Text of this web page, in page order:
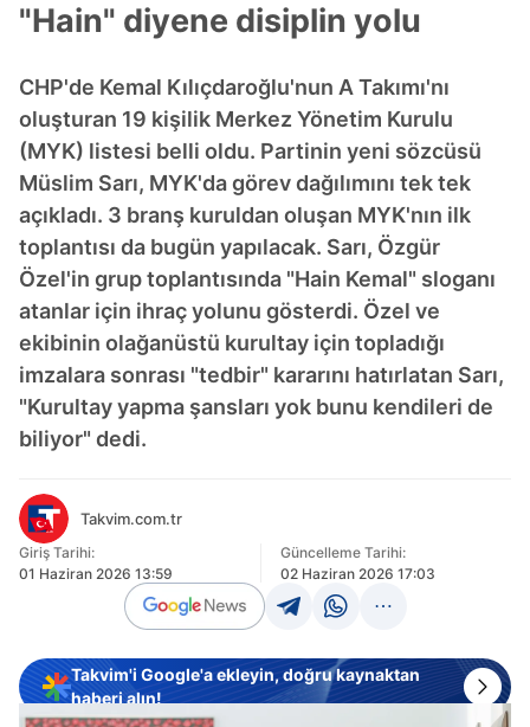
"Hain" diyene disiplin yolu
CHP'de Kemal Kılıçdaroğlu'nun A Takımı'nı
oluşturan 19 kişilik Merkez Yönetim Kurulu
(MYK) listesi belli oldu. Partinin yeni sözcüsü
Müslim Sarı, MYK'da görev dağılımını tek tek
açıkladı. 3 branş kuruldan oluşan MYK'nın ilk
toplantısı da bugün yapılacak. Sarı, Özgür
Özel'in grup toplantısında "Hain Kemal" sloganı
atanlar için ihraç yolunu gösterdi. Özel ve
ekibinin olağanüstü kurultay için topladığı
imzalara sonrası "tedbir" kararını hatırlatan Sarı,
"Kurultay yapma şansları yok bunu kendileri de
biliyor" dedi.
Takvim.com.tr
Giriş Tarihi:
01 Haziran 2026 13:59
Güncelleme Tarihi:
02 Haziran 2026 17:03
Takvim'i Google'a ekleyin, doğru kaynaktan
haberi alın!